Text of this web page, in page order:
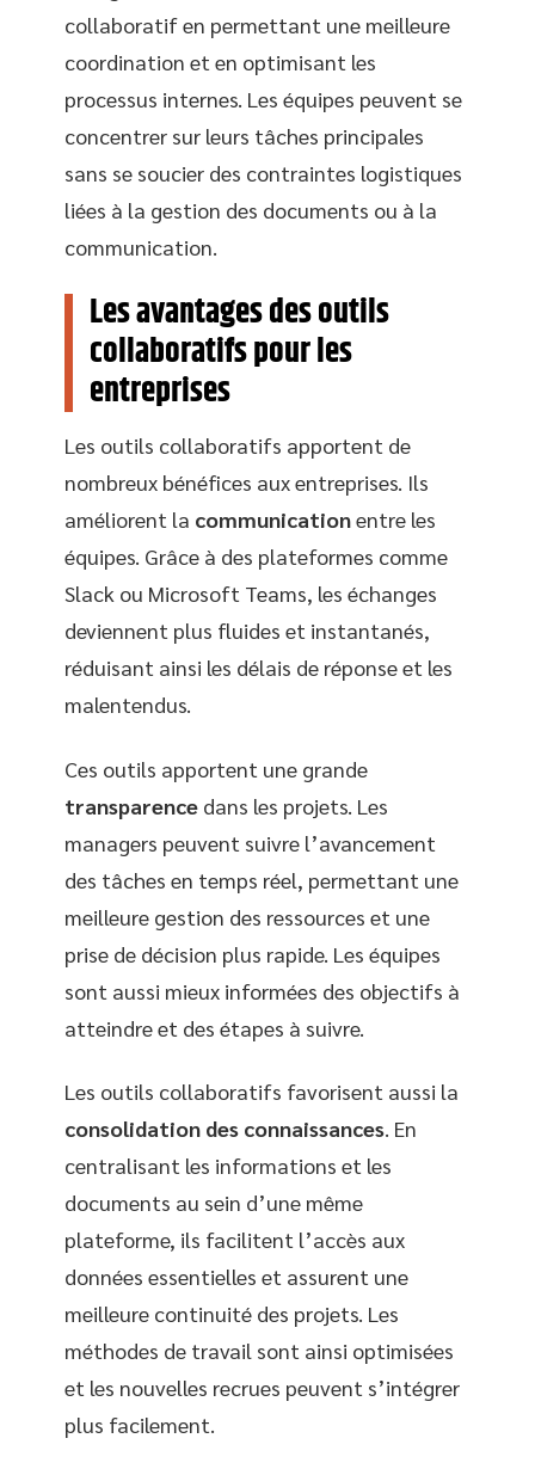
collaboratif en permettant une meilleure
coordination et en optimisant les
processus internes. Les équipes peuvent se
concentrer sur leurs tâches principales
sans se soucier des contraintes logistiques
liées à la gestion des documents ou à la
communication.
Les avantages des outils
collaboratifs pour les
entreprises
Les outils collaboratifs apportent de
nombreux bénéfices aux entreprises. Ils
améliorent la communicationentre les
équipes. Grâce à des plateformes comme
Slack ou Microsoft Teams, les échanges
deviennent plus fluides et instantanés,
réduisant ainsi les délais de réponse et les
malentendus.
Ces outils apportent une grande
transparence dans les projets. Les
managers peuvent suivre l’avancement
des tâches en temps réel, permettant une
meilleure gestion des ressources et une
prise de décision plus rapide. Les équipes
sont aussi mieux informées des objectifs à
atteindre et des étapes à suivre.
Les outils collaboratifs favorisent aussi la
consolidation des connaissances. En
centralisant les informations et les
documents au sein d’une même
plateforme, ils facilitent l’accès aux
données essentielles et assurent une
meilleure continuité des projets. Les
méthodes de travail sont ainsi optimisées
et les nouvelles recrues peuvent s’intégrer
plus facilement.